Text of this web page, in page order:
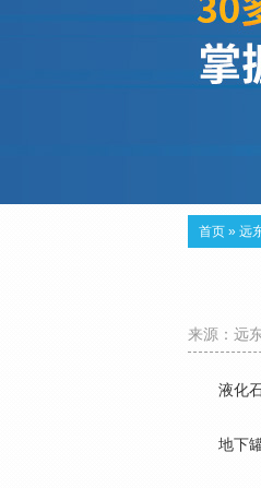
首页 » 远
来源： 远
液化
地下